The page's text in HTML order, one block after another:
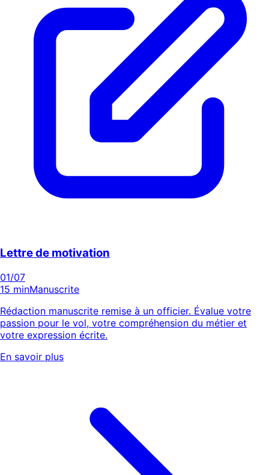
Lettre de motivation
01/07
15 minManuscrite
Rédaction manuscrite remise à un officier. Évalue votre
passion pour le vol, votre compréhension du métier et
votre expression écrite.
En savoir plus